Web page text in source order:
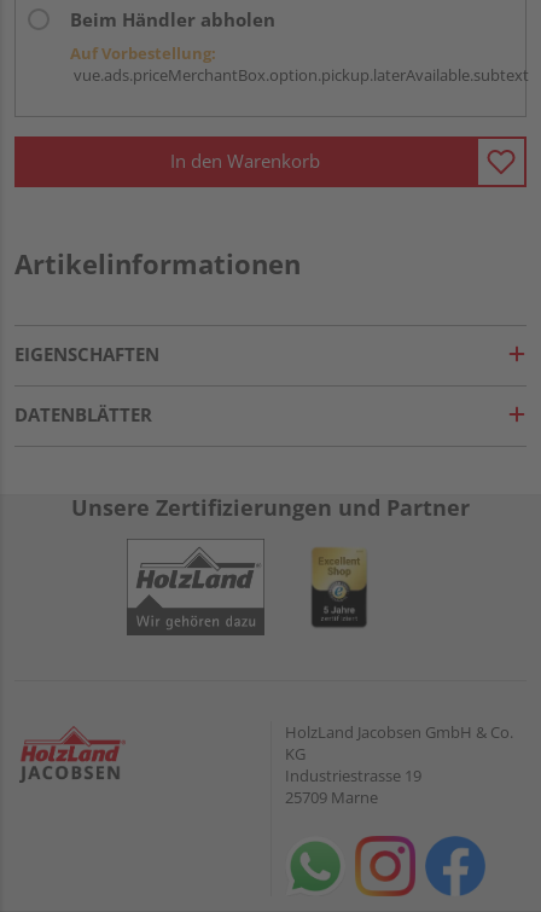
Beim Händler abholen
Auf Vorbestellung:
vue.ads.priceMerchantBox.option.pickup.laterAvailable.subtext
In den Warenkorb
Artikelinformationen
EIGENSCHAFTEN
DATENBLÄTTER
Unsere Zertifizierungen und Partner
HolzLand Jacobsen GmbH & Co.
KG
Industriestrasse 19
25709 Marne